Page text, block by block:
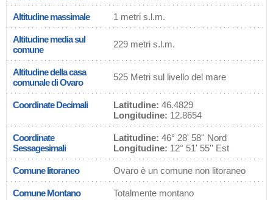
Altitudine massimale 1 metri s.l.m.
Altitudine media sul
comune
229 metri s.l.m.
Altitudine della casa
comunale di Ovaro
525 Metri sul livello del mare
Coordinate Decimali Latitudine: 46.4829
Longitudine: 12.8654
Coordinate
Sessagesimali
Latitudine: 46° 28' 58'' Nord
Longitudine: 12° 51' 55'' Est
Comune litoraneo Ovaro è un comune non litoraneo
Comune Montano Totalmente montano